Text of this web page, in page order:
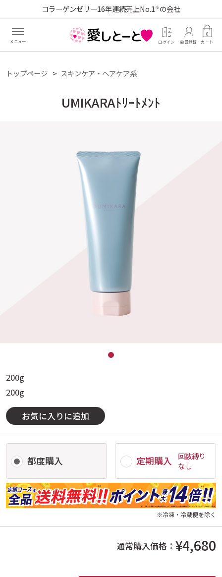
コラーゲンゼリー16年連続売上No.1 ※の会社
ログイン 会員登録 カート
0
トップページ スキンケア・ヘアケア系
UMIKARAﾄﾘｰﾄﾒﾝﾄ
200g
200g
お気に入りに追加
都度購入 定期購入
回数縛り
なし
※冷凍・冷蔵便を除く
通常購入価格：¥4,680